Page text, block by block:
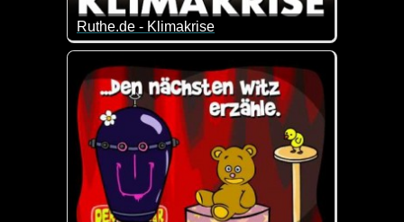
Ruthe.de - Klimakrise
Alle reden über die Klimakrise.
Was hat sie mit uns zu tun und was können wir
Dieses Video erklärt es euch auf eine witzig